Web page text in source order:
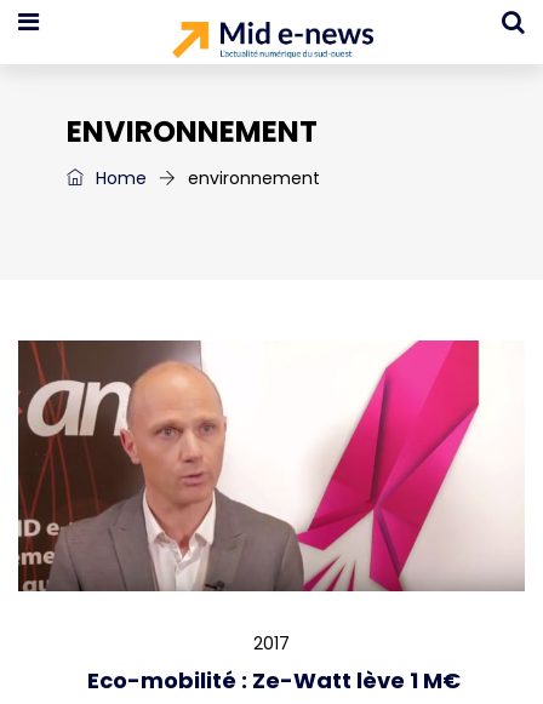
ENVIRONNEMENT
Home environnement
2017
Eco-mobilité : Ze-Watt lève 1 M€